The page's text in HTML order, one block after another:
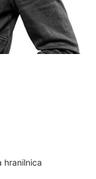
hranilnica